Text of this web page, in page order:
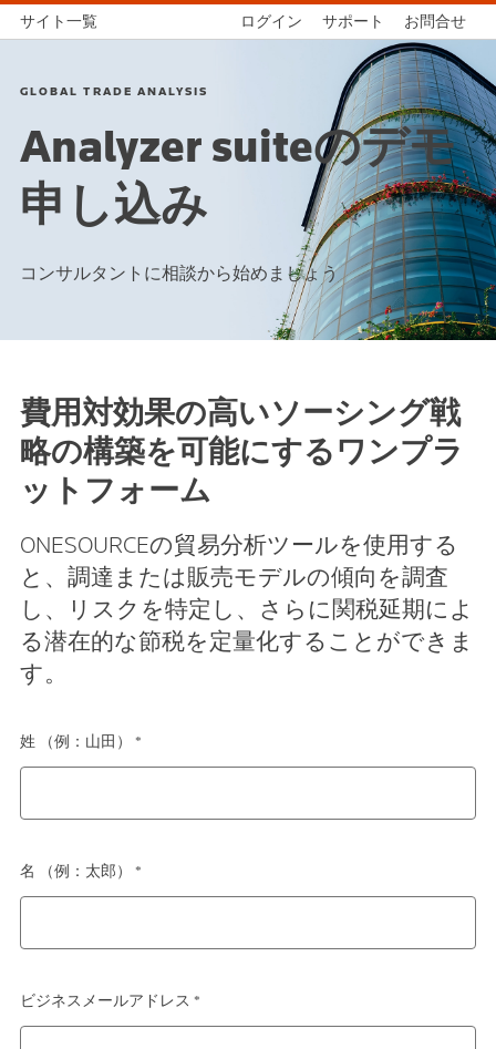
サイト一覧 ログイン サポート お問合せ
GLOBAL TRADE ANALYSIS
Analyzer suiteのデモ
申し込み
コンサルタントに相談から始めましょう
費用対効果の高いソーシング戦
略の構築を可能にするワンプラ
ットフォーム
ONESOURCEの貿易分析ツールを使用する
と、調達または販売モデルの傾向を調査
し、リスクを特定し、さらに関税延期によ
る潜在的な節税を定量化することができま
す。
姓 （例：山田） *
名 （例：太郎） *
ビジネスメールアドレス *